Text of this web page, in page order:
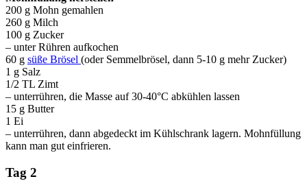
200 g Mohn gemahlen
260 g Milch
100 g Zucker
– unter Rühren aufkochen
60 g süße Brösel (oder Semmelbrösel, dann 5-10 g mehr Zucker)
1 g Salz
1/2 TL Zimt
– unterrühren, die Masse auf 30-40°C abkühlen lassen
15 g Butter
1 Ei
– unterrühren, dann abgedeckt im Kühlschrank lagern. Mohnfüllung
kann man gut einfrieren.
Tag 2